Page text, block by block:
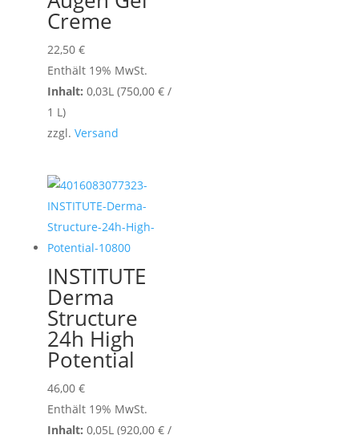
Creme
22,50 €
Enthält 19% MwSt.
Inhalt: 0,03L (750,00 €/
1 L)
zzgl. Versand
INSTITUTE
Derma
Structure
24h High
Potential
46,00 €
Enthält 19% MwSt.
Inhalt: 0,05L (920,00 €/